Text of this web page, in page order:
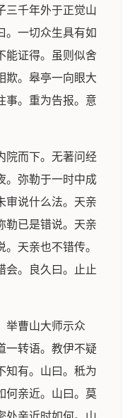
三千年外于正觉山
。一切众生具有如
能证得。虽则似舍
欺。皋亭一向眼大
事。重为告报。意
院而下。无著问经
。弥勒于一时中成
审说什么法。天亲
勒已是错说。天亲
天亲也不错传。
会。良久曰。止止
举曹山大师示众
一转语。教伊不疑
知有。山曰。秪为
何亲近。山曰。莫